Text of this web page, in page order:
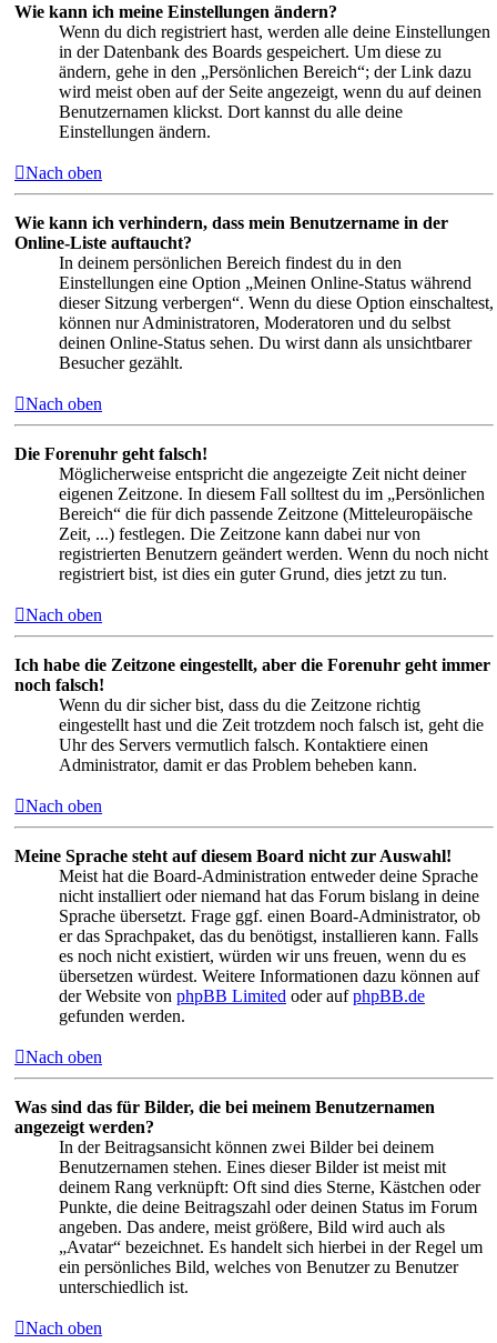
Wie kann ich meine Einstellungen ändern?
Wenn du dich registriert hast, werden alle deine Einstellungen
in der Datenbank des Boards gespeichert. Um diese zu
ändern, gehe in den „Persönlichen Bereich“; der Link dazu
wird meist oben auf der Seite angezeigt, wenn du auf deinen
Benutzernamen klickst. Dort kannst du alle deine
Einstellungen ändern.
Nach oben
Wie kann ich verhindern, dass mein Benutzername in der
Online-Liste auftaucht?
In deinem persönlichen Bereich findest du in den
Einstellungen eine Option „Meinen Online-Status während
dieser Sitzung verbergen“. Wenn du diese Option einschaltest,
können nur Administratoren, Moderatoren und du selbst
deinen Online-Status sehen. Du wirst dann als unsichtbarer
Besucher gezählt.
Nach oben
Die Forenuhr geht falsch!
Möglicherweise entspricht die angezeigte Zeit nicht deiner
eigenen Zeitzone. In diesem Fall solltest du im „Persönlichen
Bereich“ die für dich passende Zeitzone (Mitteleuropäische
Zeit, ...) festlegen. Die Zeitzone kann dabei nur von
registrierten Benutzern geändert werden. Wenn du noch nicht
registriert bist, ist dies ein guter Grund, dies jetzt zu tun.
Nach oben
Ich habe die Zeitzone eingestellt, aber die Forenuhr geht immer
noch falsch!
Wenn du dir sicher bist, dass du die Zeitzone richtig
eingestellt hast und die Zeit trotzdem noch falsch ist, geht die
Uhr des Servers vermutlich falsch. Kontaktiere einen
Administrator, damit er das Problem beheben kann.
Nach oben
Meine Sprache steht auf diesem Board nicht zur Auswahl!
Meist hat die Board-Administration entweder deine Sprache
nicht installiert oder niemand hat das Forum bislang in deine
Sprache übersetzt. Frage ggf. einen Board-Administrator, ob
er das Sprachpaket, das du benötigst, installieren kann. Falls
es noch nicht existiert, würden wir uns freuen, wenn du es
übersetzen würdest. Weitere Informationen dazu können auf
der Website von phpBB Limited oder aufphpBB.de
gefunden werden.
Nach oben
Was sind das für Bilder, die bei meinem Benutzernamen
angezeigt werden?
In der Beitragsansicht können zwei Bilder bei deinem
Benutzernamen stehen. Eines dieser Bilder ist meist mit
deinem Rang verknüpft: Oft sind dies Sterne, Kästchen oder
Punkte, die deine Beitragszahl oder deinen Status im Forum
angeben. Das andere, meist größere, Bild wird auch als
„Avatar“ bezeichnet. Es handelt sich hierbei in der Regel um
ein persönliches Bild, welches von Benutzer zu Benutzer
unterschiedlich ist.
Nach oben